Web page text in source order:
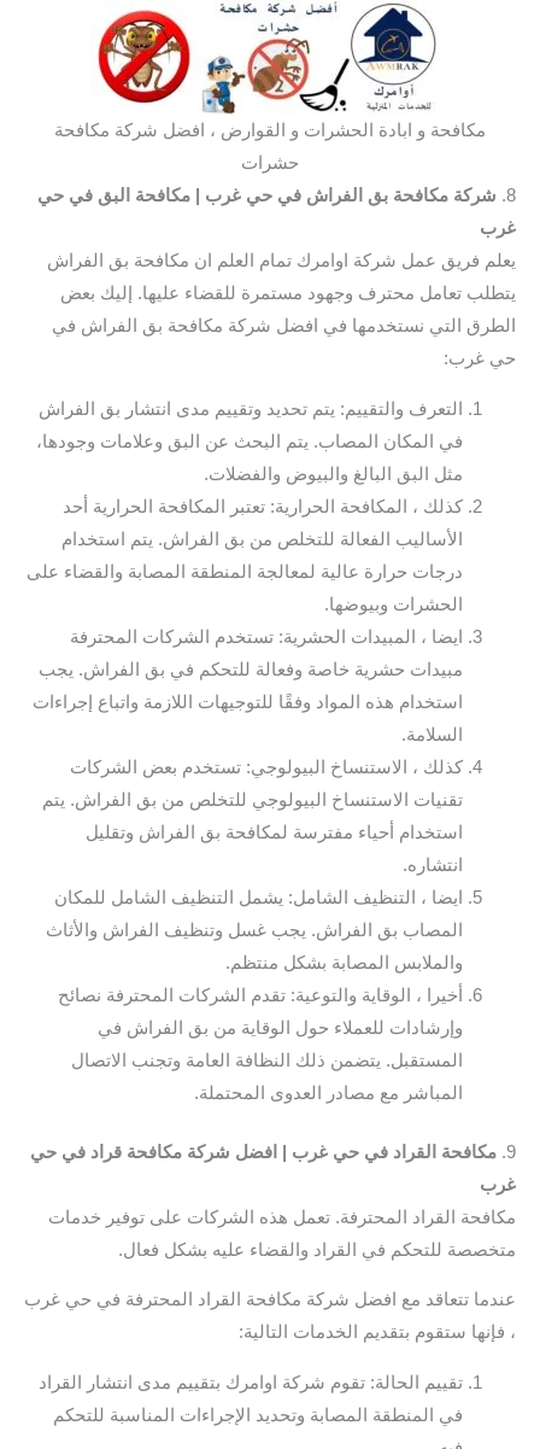
مكافحة و ابادة الحشرات و القوارض ، افضل شركة مكافحة
حشرات
8. شركة مكافحة بق الفراش في حي غرب
| مكافحة البق في حي
غرب
يعلم فريق عمل شركة اوامرك تمام العلم ان مكافحة بق الفراش
يتطلب تعامل محترف وجهود مستمرة للقضاء عليها. إليك بعض
الطرق التي نستخدمها في افضل شركة مكافحة بق الفراش في
حي غرب:
التعرف والتقييم: يتم تحديد وتقييم مدى انتشار بق الفراش
في المكان المصاب. يتم البحث عن البق وعلامات وجودها،
مثل البق البالغ والبيوض والفضلات.
كذلك ، المكافحة الحرارية: تعتبر المكافحة الحرارية أحد
الأساليب الفعالة للتخلص من بق الفراش. يتم استخدام
درجات حرارة عالية لمعالجة المنطقة المصابة والقضاء على
الحشرات وبيوضها.
ايضا ، المبيدات الحشرية: تستخدم الشركات المحترفة
مبيدات حشرية خاصة وفعالة للتحكم في بق الفراش. يجب
استخدام هذه المواد وفقًا للتوجيهات اللازمة واتباع إجراءات
السلامة.
كذلك ، الاستنساخ البيولوجي: تستخدم بعض الشركات
تقنيات الاستنساخ البيولوجي للتخلص من بق الفراش. يتم
استخدام أحياء مفترسة لمكافحة بق الفراش وتقليل
انتشاره.
ايضا ، التنظيف الشامل: يشمل التنظيف الشامل للمكان
المصاب بق الفراش. يجب غسل وتنظيف الفراش والأثاث
والملابس المصابة بشكل منتظم.
أخيرا ، الوقاية والتوعية: تقدم الشركات المحترفة نصائح
وإرشادات للعملاء حول الوقاية من بق الفراش في
المستقبل. يتضمن ذلك النظافة العامة وتجنب الاتصال
المباشر مع مصادر العدوى المحتملة.
9. مكافحة القراد في حي غرب | افضل شركة مكافحة قراد في حي
غرب
مكافحة القراد المحترفة. تعمل هذه الشركات على توفير خدمات
متخصصة للتحكم في القراد والقضاء عليه بشكل فعال.
عندما تتعاقد مع افضل شركة مكافحة القراد المحترفة في حي غرب
، فإنها ستقوم بتقديم الخدمات التالية:
تقييم الحالة: تقوم شركة اوامرك بتقييم مدى انتشار القراد
في المنطقة المصابة وتحديد الإجراءات المناسبة للتحكم